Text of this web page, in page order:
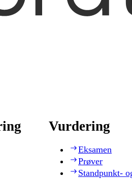
Vurdering
Eksamen
Prøver
Standpunkt-